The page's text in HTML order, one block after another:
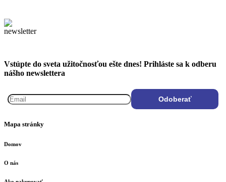
Vstúpte do sveta užitočnosťou ešte dnes! Prihláste sa k odberu
nášho newslettera
Mapa stránky
Domov
O nás